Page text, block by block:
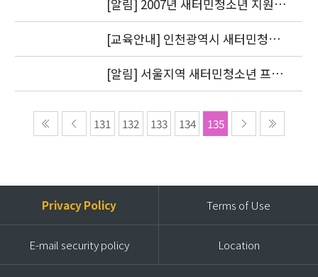
[알림] 2007년 새터민청소년 지원기
관 공동협력사업 최종보고서 제출(
정산 증빙서류 첨부 수정)
[교육안내] 인천광역시 새터민청소
년 종합지원협의체 실무자 연수 개최
[알림] 서울지역 새터민청소년 프로
젝트 코디네이터 최종합격자 안내
131 132 133 134 135
Privacy Policy Terms of Use
E-mail security policy Location